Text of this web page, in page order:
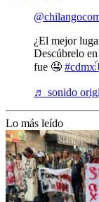
¿El mejor
Descúbrelo
fue 🤤
♬ sonido
Lo más leído